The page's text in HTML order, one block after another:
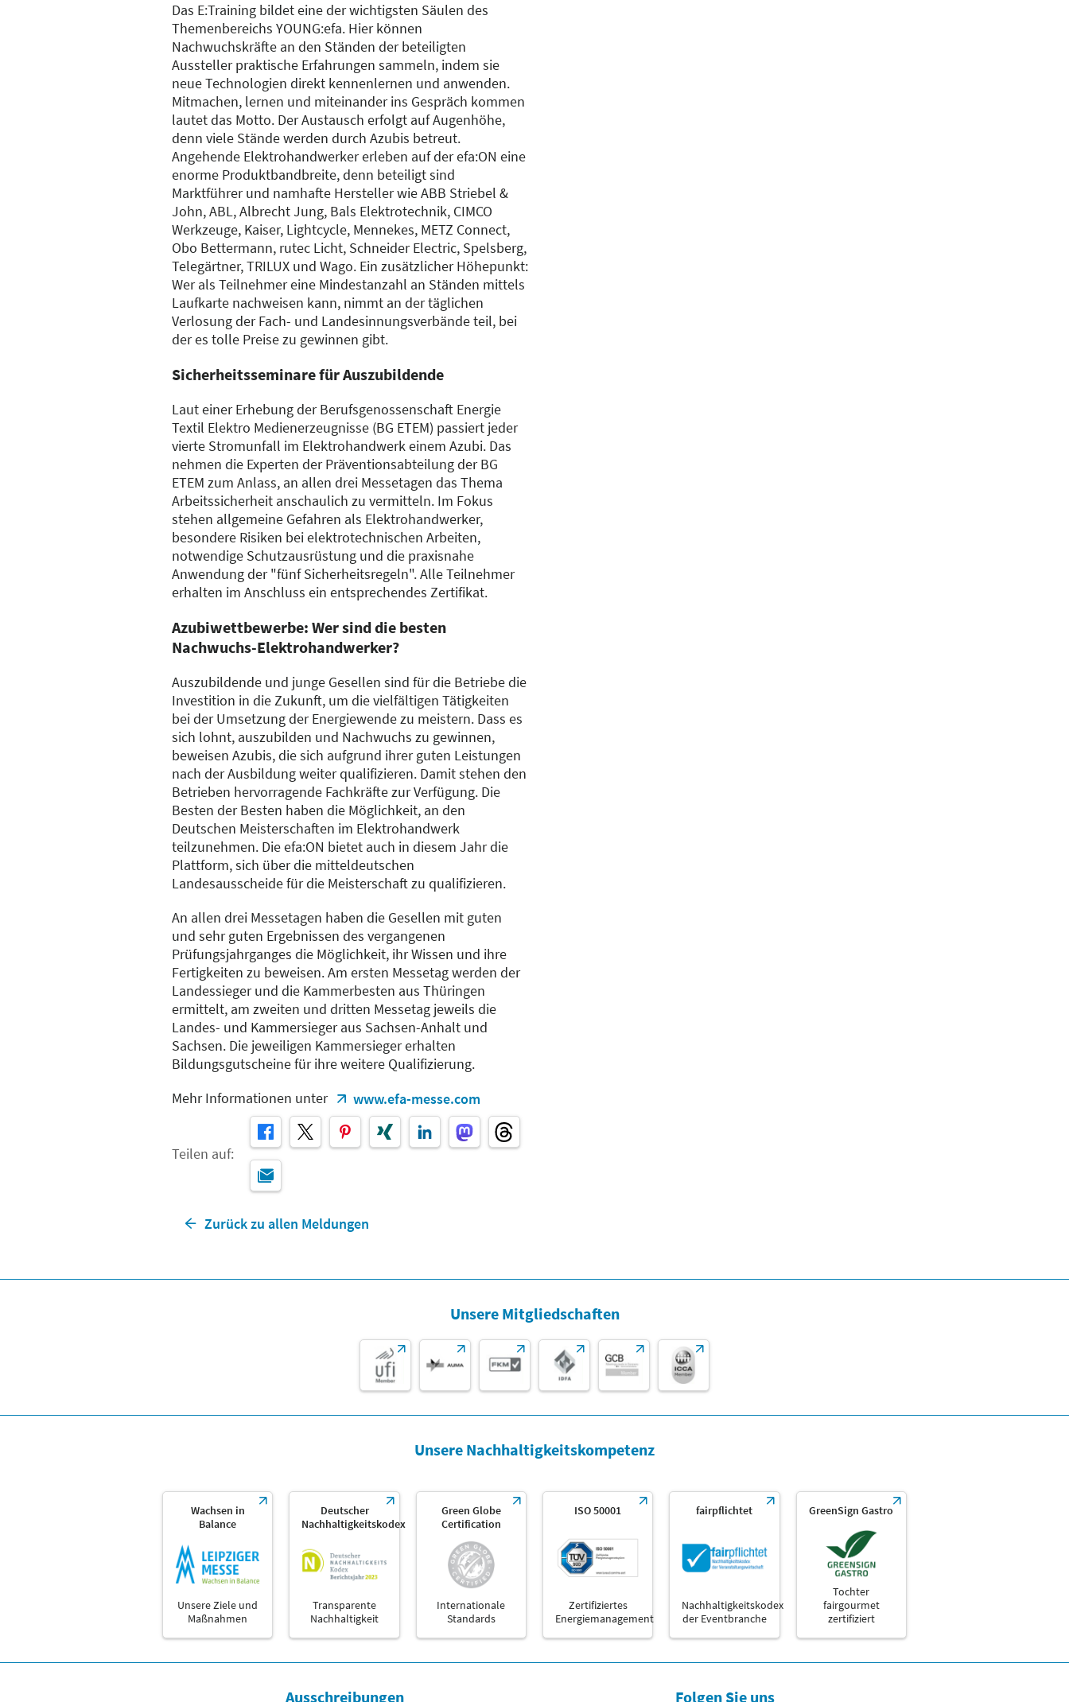
Das E:Training bildet eine der wichtigsten Säulen des
Themenbereichs YOUNG:efa. Hier können
Nachwuchskräfte an den Ständen der beteiligten
Aussteller praktische Erfahrungen sammeln, indem sie
neue Technologien direkt kennenlernen und anwenden.
Mitmachen, lernen und miteinander ins Gespräch kommen
lautet das Motto. Der Austausch erfolgt auf Augenhöhe,
denn viele Stände werden durch Azubis betreut.
Angehende Elektrohandwerker erleben auf der efa:ON eine
enorme Produktbandbreite, denn beteiligt sind
Marktführer und namhafte Hersteller wie ABB Striebel &
John, ABL, Albrecht Jung, Bals Elektrotechnik, CIMCO
Werkzeuge, Kaiser, Lightcycle, Mennekes, METZ Connect,
Obo Bettermann, rutec Licht, Schneider Electric, Spelsberg,
Telegärtner, TRILUX und Wago. Ein zusätzlicher Höhepunkt:
Wer als Teilnehmer eine Mindestanzahl an Ständen mittels
Laufkarte nachweisen kann, nimmt an der täglichen
Verlosung der Fach- und Landesinnungsverbände teil, bei
der es tolle Preise zu gewinnen gibt.
Sicherheitsseminare für Auszubildende
Laut einer Erhebung der Berufsgenossenschaft Energie
Textil Elektro Medienerzeugnisse (BG ETEM) passiert jeder
vierte Stromunfall im Elektrohandwerk einem Azubi. Das
nehmen die Experten der Präventionsabteilung der BG
ETEM zum Anlass, an allen drei Messetagen das Thema
Arbeitssicherheit anschaulich zu vermitteln. Im Fokus
stehen allgemeine Gefahren als Elektrohandwerker,
besondere Risiken bei elektrotechnischen Arbeiten,
notwendige Schutzausrüstung und die praxisnahe
Anwendung der "fünf Sicherheitsregeln". Alle Teilnehmer
erhalten im Anschluss ein entsprechendes Zertifikat.
Azubiwettbewerbe: Wer sind die besten
Nachwuchs-Elektrohandwerker?
Auszubildende und junge Gesellen sind für die Betriebe die
Investition in die Zukunft, um die vielfältigen Tätigkeiten
bei der Umsetzung der Energiewende zu meistern. Dass es
sich lohnt, auszubilden und Nachwuchs zu gewinnen,
beweisen Azubis, die sich aufgrund ihrer guten Leistungen
nach der Ausbildung weiter qualifizieren. Damit stehen den
Betrieben hervorragende Fachkräfte zur Verfügung. Die
Besten der Besten haben die Möglichkeit, an den
Deutschen Meisterschaften im Elektrohandwerk
teilzunehmen. Die efa:ON bietet auch in diesem Jahr die
Plattform, sich über die mitteldeutschen
Landesausscheide für die Meisterschaft zu qualifizieren.
An allen drei Messetagen haben die Gesellen mit guten
und sehr guten Ergebnissen des vergangenen
Prüfungsjahrganges die Möglichkeit, ihr Wissen und ihre
Fertigkeiten zu beweisen. Am ersten Messetag werden der
Landessieger und die Kammerbesten aus Thüringen
ermittelt, am zweiten und dritten Messetag jeweils die
Landes- und Kammersieger aus Sachsen-Anhalt und
Sachsen. Die jeweiligen Kammersieger erhalten
Bildungsgutscheine für ihre weitere Qualifizierung.
Mehr Informationen unter
www.efa-messe.com
Teilen auf:
Zurück zu allen Meldungen
Unsere Mitgliedschaften
Unsere Nachhaltigkeitskompetenz
Wachsen in
Balance
Unsere Ziele und
Maßnahmen
Deutscher
Nachhaltigkeitskodex
Transparente
Nachhaltigkeit
Green Globe
Certification
Internationale
Standards
ISO 50001
Zertifiziertes
Energiemanagement
fairpflichtet
Nachhaltigkeitskodex
der Eventbranche
GreenSign Gastro
Tochter
fairgourmet
zertifiziert
Ausschreibungen Folgen Sie uns